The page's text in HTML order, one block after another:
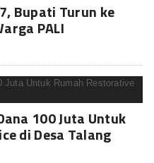
Bupati Turun ke
PALI
100 Juta Untuk
di Desa Talang